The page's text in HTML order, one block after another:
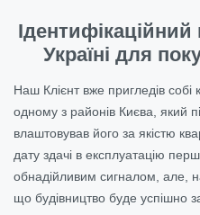
Україні для
Наш Клієнт вже пригледів собі
одному з районів Києва, який
влаштовував його за якістю
дату здачі в експлуатацію
обнадійливим сигналом, але,
що будівництво буде успішно